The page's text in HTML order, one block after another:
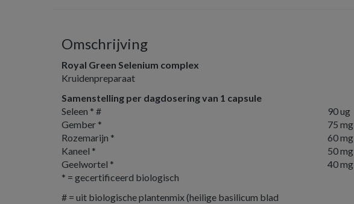
Omschrijving
Royal Green Selenium complex
Kruidenpreparaat
Samenstelling per dagdosering van 1 capsule
Seleen * #
90 ug
Gember *
75 mg
Rozemarijn *
60 mg
Kaneel *
50 mg
Geelwortel *
40 mg
* = gecertificeerd biologisch
# = uit biologische plantenmix (heilige basilicum blad